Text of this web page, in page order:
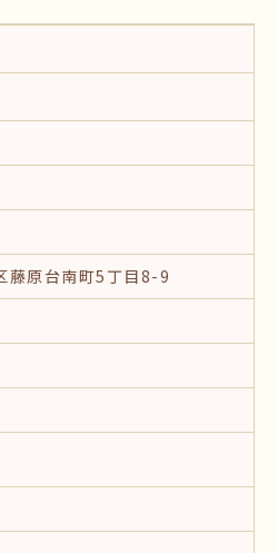
藤原台南町5丁目8-9